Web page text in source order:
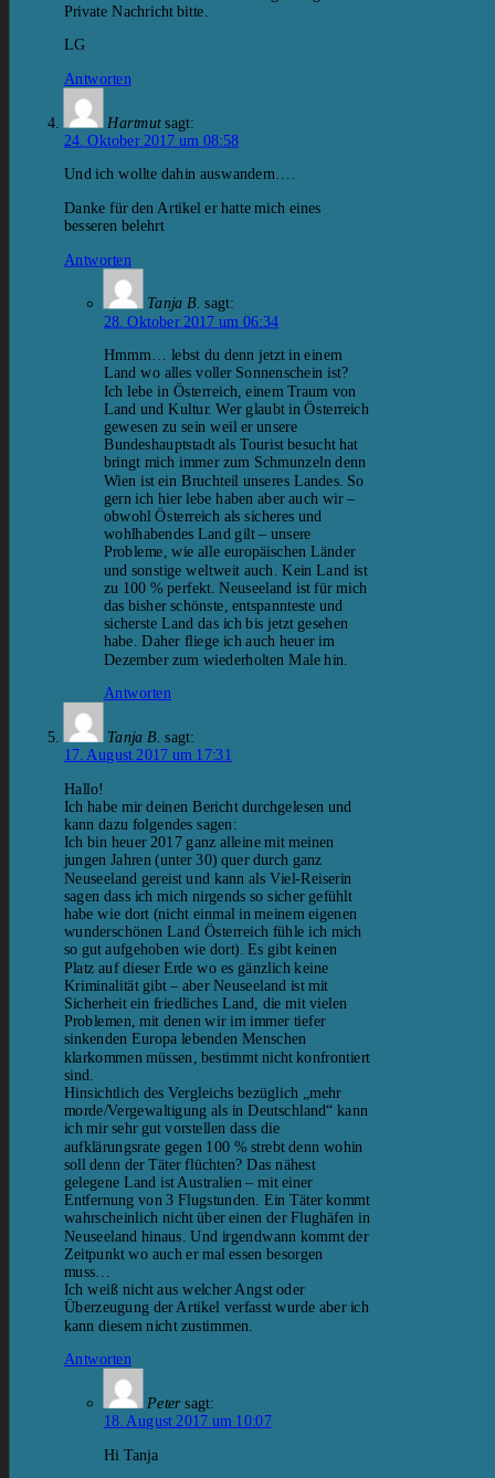
Private Nachricht bitte.
LG
Antworten
Hartmut sagt:
24. Oktober 2017 um 08:58
Und ich wollte dahin auswandern….
Danke für den Artikel er hatte mich eines
besseren belehrt
Antworten
Tanja B. sagt:
28. Oktober 2017 um 06:34
Hmmm… lebst du denn jetzt in einem
Land wo alles voller Sonnenschein ist?
Ich lebe in Österreich, einem Traum von
Land und Kultur. Wer glaubt in Österreich
gewesen zu sein weil er unsere
Bundeshauptstadt als Tourist besucht hat
bringt mich immer zum Schmunzeln denn
Wien ist ein Bruchteil unseres Landes. So
gern ich hier lebe haben aber auch wir –
obwohl Österreich als sicheres und
wohlhabendes Land gilt – unsere
Probleme, wie alle europäischen Länder
und sonstige weltweit auch. Kein Land ist
zu 100 % perfekt. Neuseeland ist für mich
das bisher schönste, entspannteste und
sicherste Land das ich bis jetzt gesehen
habe. Daher fliege ich auch heuer im
Dezember zum wiederholten Male hin.
Antworten
Tanja B. sagt:
17. August 2017 um 17:31
Hallo!
Ich habe mir deinen Bericht durchgelesen und
kann dazu folgendes sagen:
Ich bin heuer 2017 ganz alleine mit meinen
jungen Jahren (unter 30) quer durch ganz
Neuseeland gereist und kann als Viel-Reiserin
sagen dass ich mich nirgends so sicher gefühlt
habe wie dort (nicht einmal in meinem eigenen
wunderschönen Land Österreich fühle ich mich
so gut aufgehoben wie dort). Es gibt keinen
Platz auf dieser Erde wo es gänzlich keine
Kriminalität gibt – aber Neuseeland ist mit
Sicherheit ein friedliches Land, die mit vielen
Problemen, mit denen wir im immer tiefer
sinkenden Europa lebenden Menschen
klarkommen müssen, bestimmt nicht konfrontiert
sind.
Hinsichtlich des Vergleichs bezüglich „mehr
morde/Vergewaltigung als in Deutschland“ kann
ich mir sehr gut vorstellen dass die
aufklärungsrate gegen 100 % strebt denn wohin
soll denn der Täter flüchten? Das nähest
gelegene Land ist Australien – mit einer
Entfernung von 3 Flugstunden. Ein Täter kommt
wahrscheinlich nicht über einen der Flughäfen in
Neuseeland hinaus. Und irgendwann kommt der
Zeitpunkt wo auch er mal essen besorgen
muss…
Ich weiß nicht aus welcher Angst oder
Überzeugung der Artikel verfasst wurde aber ich
kann diesem nicht zustimmen.
Antworten
Peter sagt:
18. August 2017 um 10:07
Hi Tanja